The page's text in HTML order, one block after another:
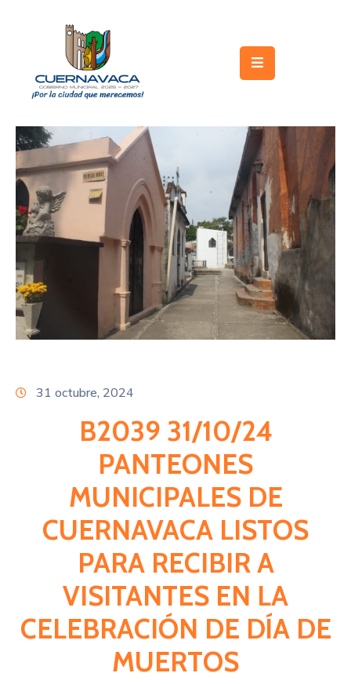
Gobierno
Turismo
Trámites
Servicios
Transparencia
Directorio
31 octubre, 2024
B2039 31/10/24
PANTEONES
MUNICIPALES DE
CUERNAVACA LISTOS
PARA RECIBIR A
VISITANTES EN LA
CELEBRACIÓN DE DÍA DE
MUERTOS